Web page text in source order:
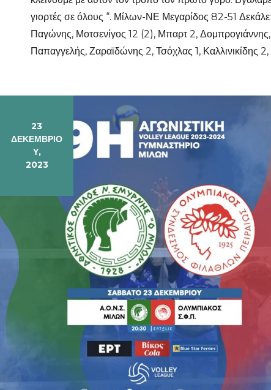
γιορτές σε όλους “. Μίλων-ΝΕ Μεγαρίδος 82-51
Παγώνης, Μοτσενίγος 12 (2), Μπαρτ 2,
Παπαγγελής, Ζαραϊδώνης 2, Τσόχλας 1, Καλλινικίδης
23
ΔΕΚΕΜΒΡΊΟ
Υ,
2023